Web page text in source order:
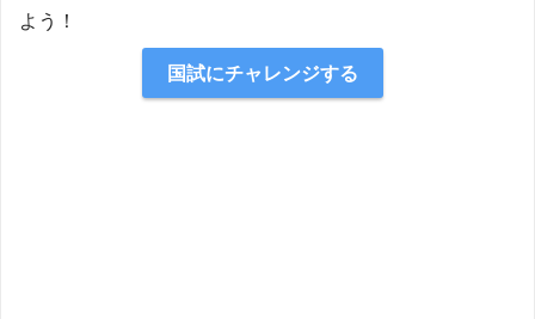
よう！
国試にチャレンジする